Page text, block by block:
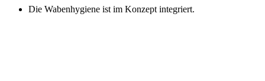
Die Wabenhygiene ist im Konzept integriert.